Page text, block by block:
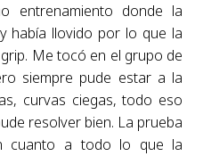
entrenamiento donde la
había llovido por lo que la
Me tocó en el grupo de
siempre pude estar a la
curvas ciegas, todo eso
resolver bien. La prueba
cuanto a todo lo que la